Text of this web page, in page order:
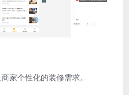
家个性化的装修需求。